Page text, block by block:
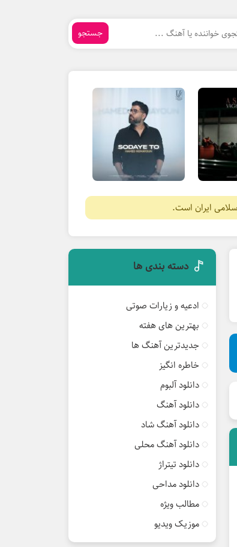
جستجو
ایران است.
دسته بندی ها
ادعیه و زیارات صوتی
بهترین های هفته
جدیدترین آهنگ ها
خاطره انگیز
دانلود آلبوم
دانلود آهنگ
دانلود آهنگ شاد
دانلود آهنگ محلی
دانلود تیتراژ
دانلود مداحی
مطالب ویژه
موزیک ویدیو